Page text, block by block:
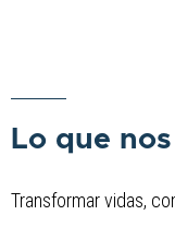
Lo que
Transformar vidas,